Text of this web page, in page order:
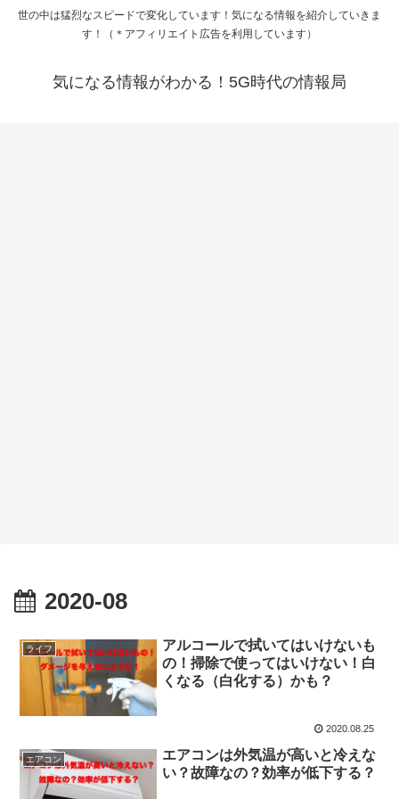
世の中は猛烈なスピードで変化しています！気になる情報を紹介していきま
す！（＊アフィリエイト広告を利用しています）
気になる情報がわかる！5G時代の情報局
2020-08
ライフ
アルコールで拭いてはいけないも
の！掃除で使ってはいけない！白
くなる（白化する）かも？
2020.08.25
エアコン
エアコンは外気温が高いと冷えな
い？故障なの？効率が低下する？